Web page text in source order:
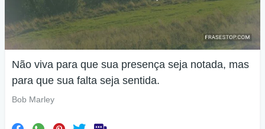
Não viva para que sua presença seja notada, mas
para que sua falta seja sentida.
Bob Marley